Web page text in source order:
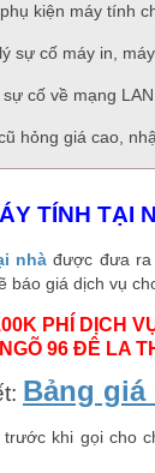
kiện máy tính
sự cố máy in,
cố về mạng
hỏng giá cao,
TÍNH TẠI
nhà được đưa ra
báo giá dịch vụ
PHÍ DỊCH
96 ĐÊ LA
Bảng
trước khi gọi cho